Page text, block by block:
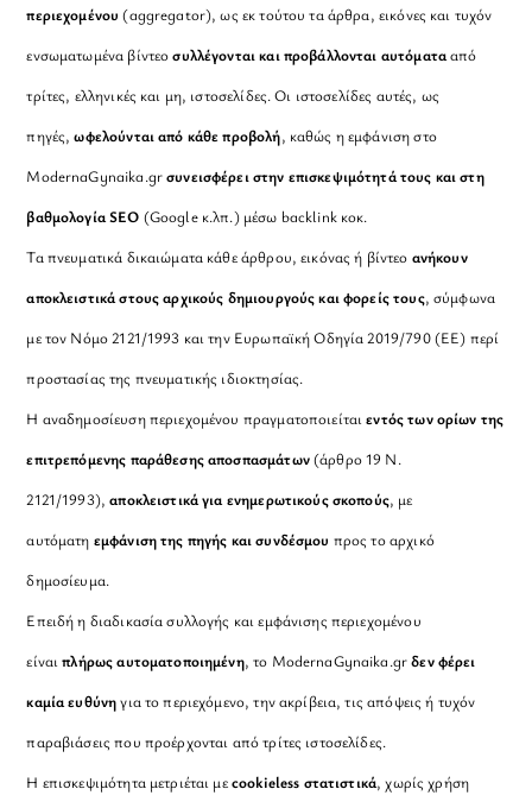
περιεχομένου (aggregator), ως εκ τούτου τα άρθρα, εικόνες και τυχόν
ενσωματωμένα βίντεοσυλλέγονται και προβάλλονται αυτόματααπό
τρίτες, ελληνικές και μη, ιστοσελίδες. Οι ιστοσελίδες αυτές, ως
πηγές,ωφελούνται από κάθε προβολή, καθώς η εμφάνιση στο
ModernaGynaika.grσυνεισφέρει στην επισκεψιμότητά τους και στη
βαθμολογία SEO (Google κ.λπ.) μέσω backlink κοκ.
Τα πνευματικά δικαιώματα κάθε άρθρου, εικόνας ή βίντεο ανήκουν
αποκλειστικά στους αρχικούς δημιουργούς και φορείς τους, σύμφωνα
με τον Νόμο 2121/1993 και την Ευρωπαϊκή Οδηγία 2019/790 (ΕΕ) περί
προστασίας της πνευματικής ιδιοκτησίας.
Η αναδημοσίευση περιεχομένου πραγματοποιείταιεντός των ορίων της
επιτρεπόμενης παράθεσης αποσπασμάτων(άρθρο 19 Ν.
2121/1993), αποκλειστικά για ενημερωτικούς σκοπούς, με
αυτόματη εμφάνιση της πηγής και συνδέσμου προς το αρχικό
δημοσίευμα.
Επειδή η διαδικασία συλλογής και εμφάνισης περιεχομένου
είναιπλήρως αυτοματοποιημένη, το ModernaGynaika.grδεν φέρει
καμία ευθύνηγια το περιεχόμενο, την ακρίβεια, τις απόψεις ή τυχόν
παραβιάσεις που προέρχονται από τρίτες ιστοσελίδες.
Η επισκεψιμότητα μετριέται μεcookieless στατιστικά, χωρίς χρήση